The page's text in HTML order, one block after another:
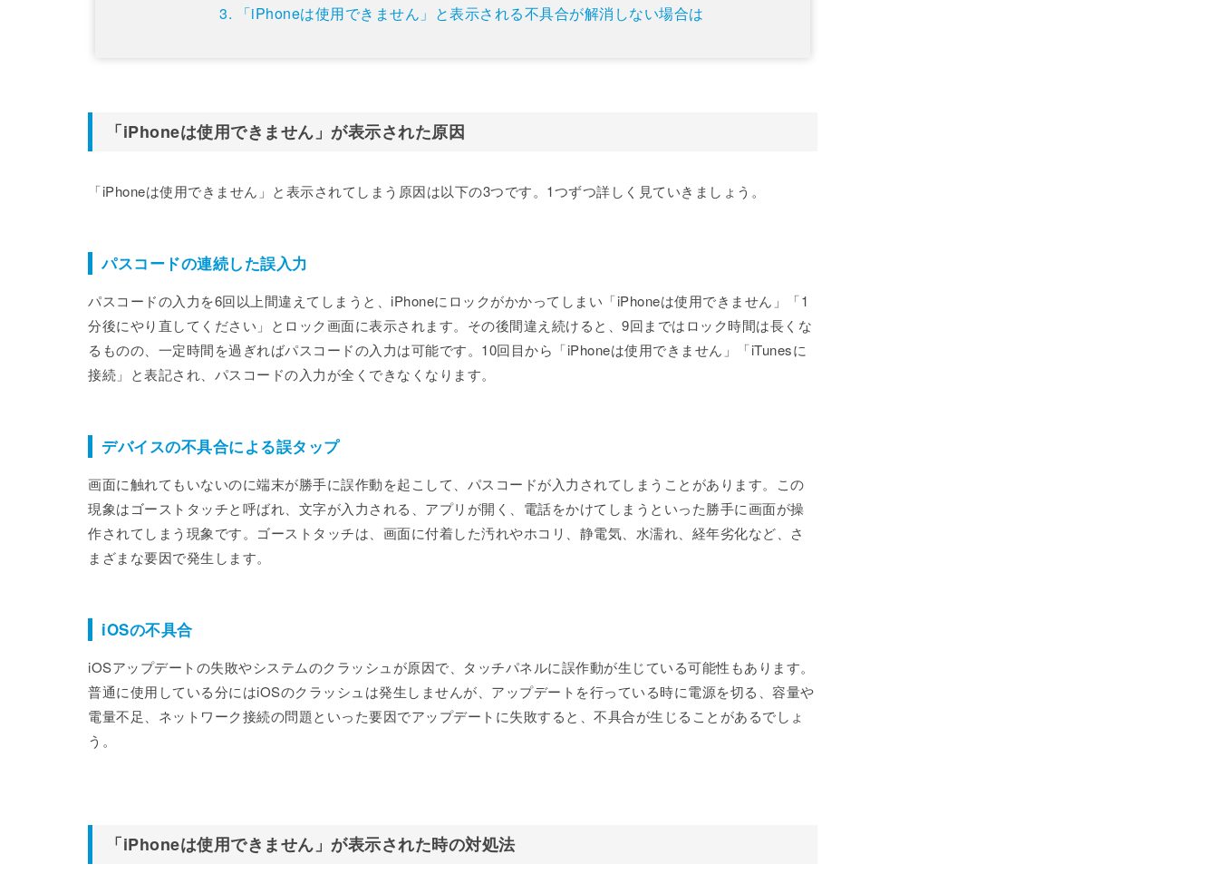
「iPhoneは使用できません」と表示される不具合が解消しない場合は
「iPhoneは使用できません」が表示された原因
「iPhoneは使用できません」と表示されてしまう原因は以下の3つです。1つずつ詳しく見ていきましょう。
パスコードの連続した誤入力
パスコードの入力を6回以上間違えてしまうと、iPhoneにロックがかかってしまい「iPhoneは使用できません」「1
分後にやり直してください」とロック画面に表示されます。その後間違え続けると、9回まではロック時間は長くな
るものの、一定時間を過ぎればパスコードの入力は可能です。10回目から「iPhoneは使用できません」「iTunesに
接続」と表記され、パスコードの入力が全くできなくなります。
デバイスの不具合による誤タップ
画面に触れてもいないのに端末が勝手に誤作動を起こして、パスコードが入力されてしまうことがあります。この
現象はゴーストタッチと呼ばれ、文字が入力される、アプリが開く、電話をかけてしまうといった勝手に画面が操
作されてしまう現象です。ゴーストタッチは、画面に付着した汚れやホコリ、静電気、水濡れ、経年劣化など、さ
まざまな要因で発生します。
iOSの不具合
iOSアップデートの失敗やシステムのクラッシュが原因で、タッチパネルに誤作動が生じている可能性もあります。
普通に使用している分にはiOSのクラッシュは発生しませんが、アップデートを行っている時に電源を切る、容量や
電量不足、ネットワーク接続の問題といった要因でアップデートに失敗すると、不具合が生じることがあるでしょ
う。
「iPhoneは使用できません」が表示された時の対処法